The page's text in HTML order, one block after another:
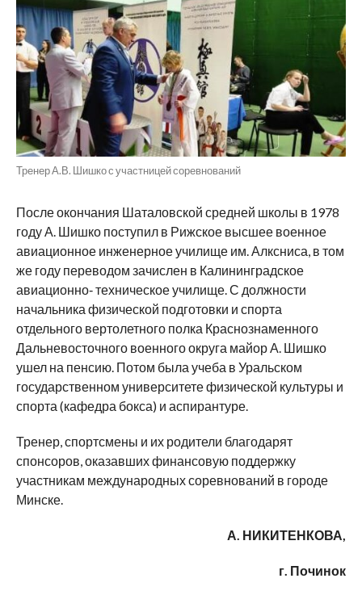
Тренер А.В. Шишко с участницей соревнований
После окончания Шаталовской средней школы в 1978
году А. Шишко поступил в Рижское высшее военное
авиационное инженерное училище им. Алксниса, в том
же году переводом зачислен в Калининградское
авиационно‑ техническое училище. С должности
начальника физической подготовки и спорта
отдельного вертолетного полка Краснознаменного
Дальневосточного военного округа майор А. Шишко
ушел на пенсию. Потом была учеба в Уральском
государственном университете физической культуры и
спорта (кафедра бокса) и аспирантуре.
Тренер, спортсмены и их родители благодарят
спонсоров, оказавших финансовую поддержку
участникам международных соревнований в городе
Минске.
А. НИКИТЕНКОВА,
г. Починок